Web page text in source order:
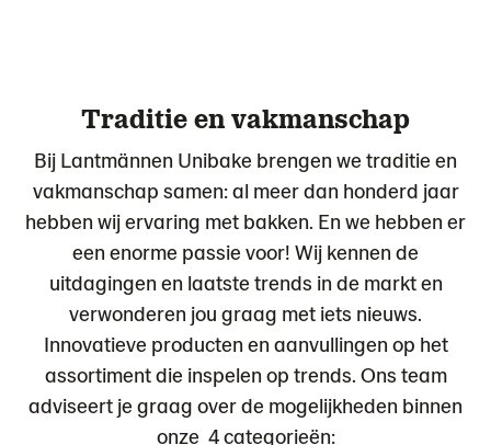
Traditie en vakmanschap
Bij Lantmännen Unibake brengen we traditie en
vakmanschap samen: al meer dan honderd jaar
hebben wij ervaring met bakken. En we hebben er
een enorme passie voor! Wij kennen de
uitdagingen en laatste trends in de markt en
verwonderen jou graag met iets nieuws.
Innovatieve producten en aanvullingen op het
assortiment die inspelen op trends. Ons team
adviseert je graag over de mogelijkheden binnen
onze 4 categorieën: